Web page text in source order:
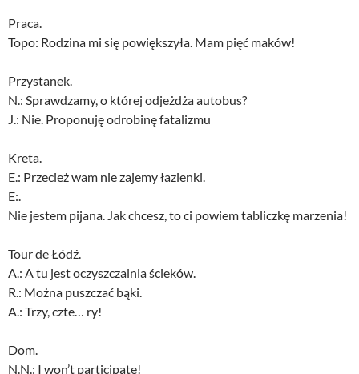
Praca.
Topo: Rodzina mi się powiększyła. Mam pięć maków!
Przystanek.
N.: Sprawdzamy, o której odjeżdża autobus?
J.: Nie. Proponuję odrobinę fatalizmu
Kreta.
E.: Przecież wam nie zajemy łazienki.
E:.
Nie jestem pijana. Jak chcesz, to ci powiem tabliczkę marzenia!
Tour de Łódź.
A.: A tu jest oczyszczalnia ścieków.
R.: Można puszczać bąki.
A.: Trzy, czte… ry!
Dom.
N.N.: I won’t participate!